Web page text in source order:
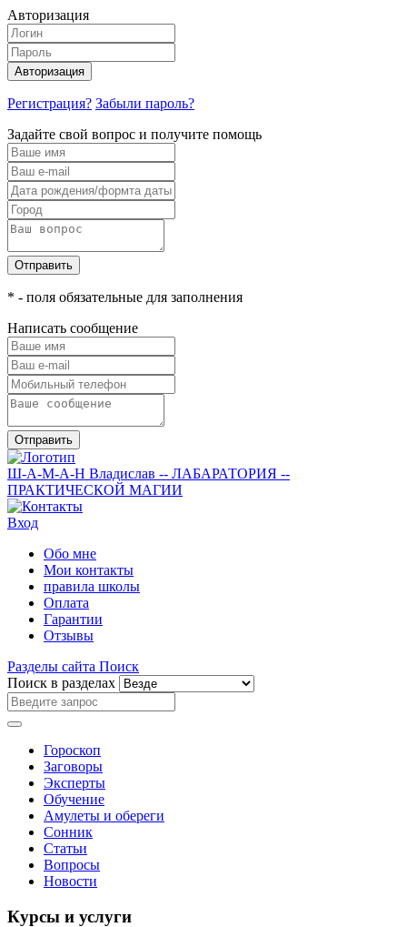
Авторизация
Авторизация
Регистрация? Забыли пароль?
Задайте свой вопрос и получите помощь
Отправить
* - поля обязательные для заполнения
Написать сообщение
Отправить
Ш-А-М-А-Н Владислав -- ЛАБАРАТОРИЯ --
ПРАКТИЧЕСКОЙ МАГИИ
Вход
Обо мне
Мои контакты
правила школы
Оплата
Гарантии
Отзывы
Разделы сайта Поиск
Поиск в разделах
Гороскоп
Заговоры
Эксперты
Обучение
Амулеты и обереги
Сонник
Статьи
Вопросы
Новости
Курсы и услуги